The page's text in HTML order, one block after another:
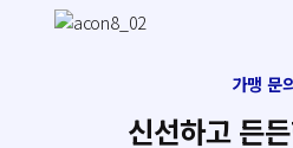
가맹 문
신선하고 든